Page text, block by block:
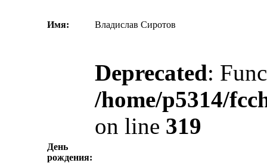
Имя: Владислав Сиротов
День
рождения:
Deprecated:
/home/p5314/
on line 319